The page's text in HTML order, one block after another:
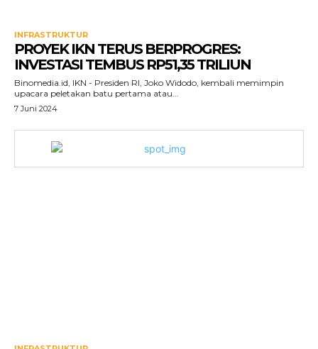
INFRASTRUKTUR
PROYEK IKN TERUS BERPROGRES:
INVESTASI TEMBUS RP51,35 TRILIUN
Binomedia.id, IKN - Presiden RI, Joko Widodo, kembali memimpin
upacara peletakan batu pertama atau...
7 Juni 2024